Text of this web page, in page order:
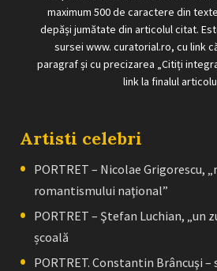
maximum 500 de caractere din
depăși jumătate din articolul citat.
sursei www. curatorial.ro, cu link
paragraf și cu precizarea „Citiți
link la finalul
Artisti celebri
PORTRET – Nicolae Grigorescu,
romantismului naţional”
PORTRET – Ştefan Luchian, „un
școală
PORTRET. Constantin Brâncuşi